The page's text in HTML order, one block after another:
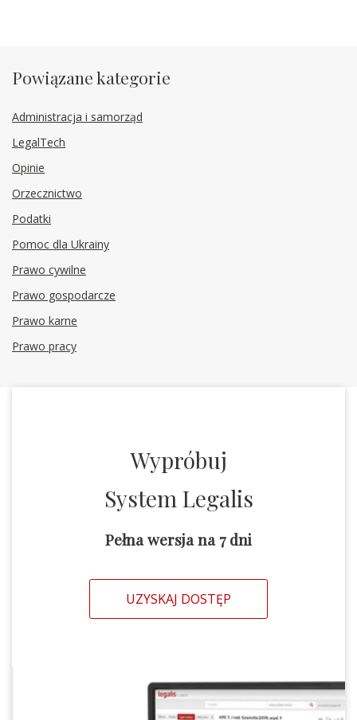
Powiązane kategorie
Administracja i samorząd
LegalTech
Opinie
Orzecznictwo
Podatki
Pomoc dla Ukrainy
Prawo cywilne
Prawo gospodarcze
Prawo karne
Prawo pracy
Wypróbuj
System Legalis
Pełna wersja na 7 dni
UZYSKAJ DOSTĘP